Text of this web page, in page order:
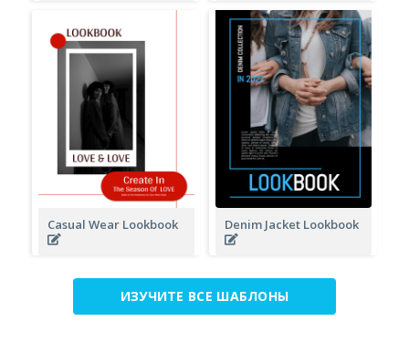
Casual Wear Lookbook Denim Jacket Lookbook
ИЗУЧИТЕ ВСЕ ШАБЛОНЫ